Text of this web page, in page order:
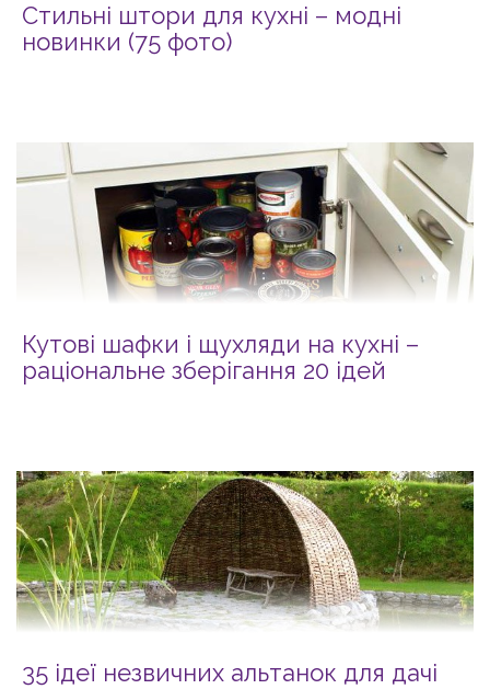
Стильні штори для кухні – модні
новинки (75 фото)
Кутові шафки і щухляди на кухні –
раціональне зберігання 20 ідей
35 ідеї незвичних альтанок для дачі